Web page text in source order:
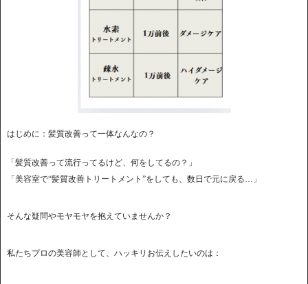
はじめに：髪質改善って一体なんなの？
「髪質改善って流行ってるけど、何をしてるの？」
「美容室で“髪質改善トリートメント”をしても、数日で元に戻る…」
そんな疑問やモヤモヤを抱えていませんか？
私たちプロの美容師として、ハッキリお伝えしたいのは：